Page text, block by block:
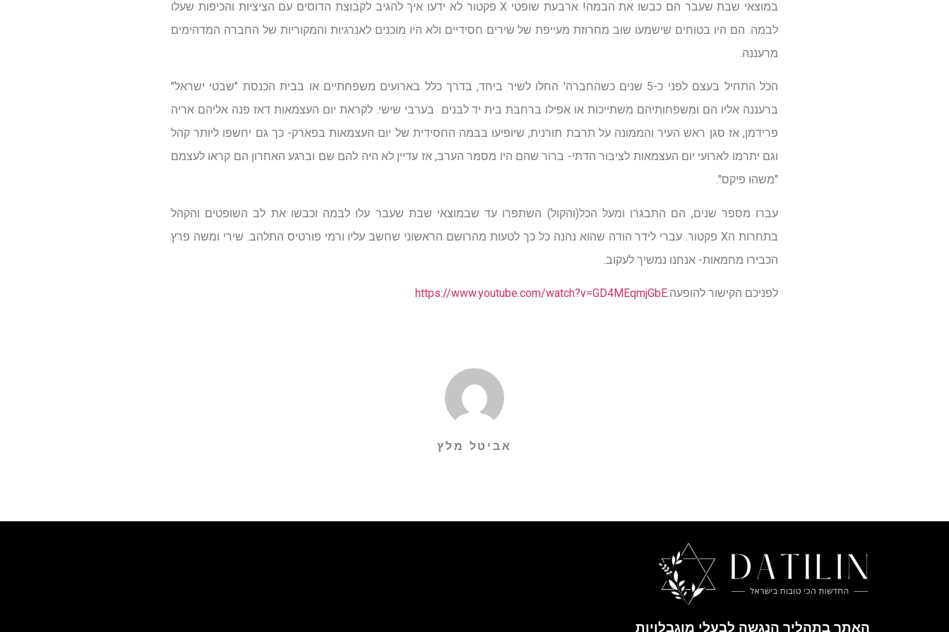
במוצאי שבת שעבר הם כבשו את הבמה! ארבעת שופטי X פקטור לא ידעו איך להגיב לקבוצת הדוסים עם הציציות והכיפות שעלו
לבמה. הם היו בטוחים שישמעו שוב מחרוזת מעייפת של שירים חסידיים ולא היו מוכנים לאנרגיות והמקוריות של החברה המדהימים
מרעננה.
הכל התחיל בעצם לפני כ-5 שנים כשהחברה' החלו לשיר ביחד, בדרך כלל בארועים משפחתיים או בבית הכנסת "שבטי ישראל"
ברעננה אליו הם ומשפחותיהם משתייכות או אפילו ברחבת בית יד לבנים בערבי שישי. לקראת יום העצמאות דאז פנה אליהם אריה
פרידמן, אז סגן ראש העיר והממונה על תרבת תורנית, שיופיעו בבמה החסידית של יום העצמאות בפארק- כך גם יחשפו ליותר קהל
וגם יתרמו לארועי יום העצמאות לציבור הדתי- ברור שהם היו מסמר הערב, אז עדיין לא היה להם שם וברגע האחרון הם קראו לעצמם
"משהו פיקס".
עברו מספר שנים, הם התבגרו ומעל הכל(והקול) השתפרו עד שבמוצאי שבת שעבר עלו לבמה וכבשו את לב השופטים והקהל
בתחרות הX פקטור. עברי לידר הודה שהוא נהנה כל כך לטעות מהרושם הראשוני שחשב עליו ורמי פורטיס התלהב. שירי ומשה פרץ
הכבירו מחמאות- אנחנו נמשיך לעקוב.
לפניכם הקישור להופעה:https://www.youtube.com/watch?v=GD4MEqmjGbE
אביטל מלץ
האתר בתהליך הנגשה לבעלי מוגבלויות